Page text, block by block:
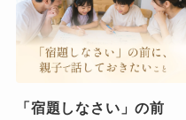
「宿題しなさい」の前